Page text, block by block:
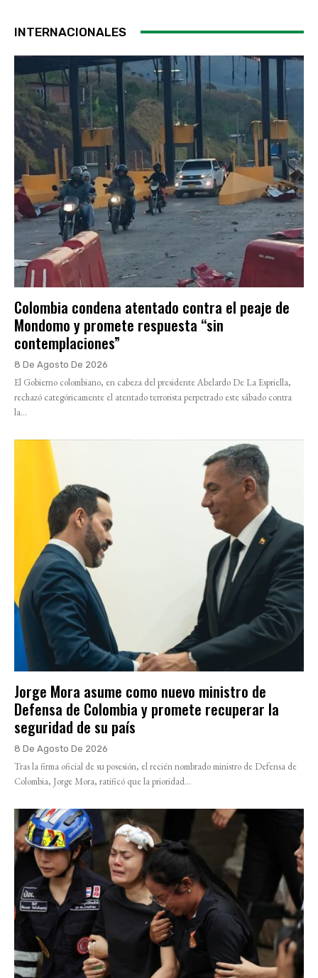
INTERNACIONALES
Colombia condena atentado contra el peaje de
Mondomo y promete respuesta “sin
contemplaciones”
8 De Agosto De 2026
El Gobierno colombiano, en cabeza del presidente Abelardo De La Espriella,
rechazó categóricamente el atentado terrorista perpetrado este sábado contra
la...
Jorge Mora asume como nuevo ministro de
Defensa de Colombia y promete recuperar la
seguridad de su país
8 De Agosto De 2026
Tras la firma oficial de su posesión, el recién nombrado ministro de Defensa de
Colombia, Jorge Mora, ratificó que la prioridad...